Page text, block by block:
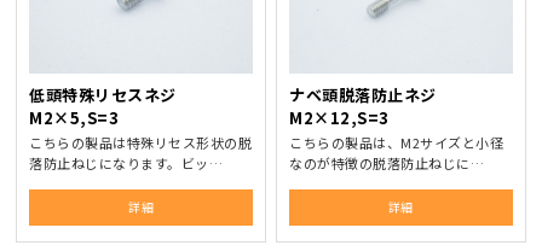
低頭特殊リセスネジ
M2×5,S=3
こちらの製品は特殊リセス形状の脱
落防止ねじになります。ビッ…
詳細
ナベ頭脱落防止ネジ
M2×12,S=3
こちらの製品は、M2サイズと小径
なのが特徴の脱落防止ねじに…
詳細